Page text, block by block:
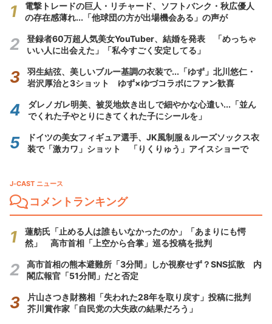
電撃トレードの巨人・リチャード、ソフトバンク・秋広優人
の存在感薄れ...「他球団の方が出場機会ある」の声が
登録者60万超人気美女YouTuber、結婚を発表 「めっちゃ
いい人に出会えた」「私今すごく安定してる」
羽生結弦、美しいブルー基調の衣装で...「ゆず」北川悠仁・
岩沢厚治と3ショット ゆず×ゆづコラボにファン歓喜
ダレノガレ明美、被災地炊き出しで細やかな心遣い...「並ん
でくれた子やとりにきてくれた子にシールを」
ドイツの美女フィギュア選手、JK風制服＆ルーズソックス衣
装で「激カワ」ショット 「りくりゅう」アイスショーで
J-CAST ニュース
コメントランキング
蓮舫氏「止める人は誰もいなかったのか」「あまりにも愕
然」 高市首相「上空から合掌」巡る投稿を批判
高市首相の熊本避難所「3分間」しか視察せず？SNS拡散 内
閣広報官「51分間」だと否定
片山さつき財務相「失われた28年を取り戻す」投稿に批判
芥川賞作家「自民党の大失政の結果だろう」